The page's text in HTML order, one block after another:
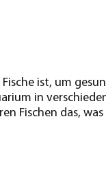
ist, um
in
Fischen das, was